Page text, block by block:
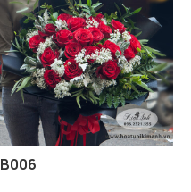
B006